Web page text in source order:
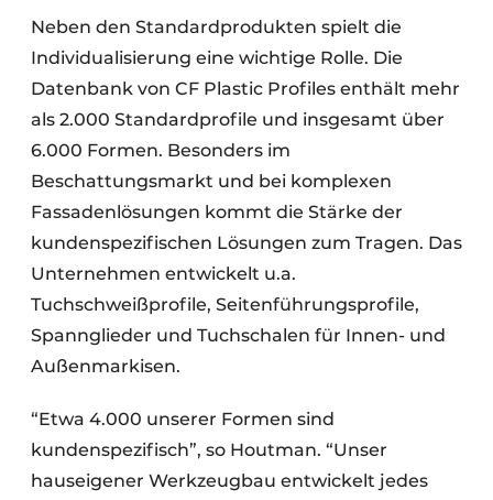
Neben den Standardprodukten spielt die
Individualisierung eine wichtige Rolle. Die
Datenbank von CF Plastic Profiles enthält mehr
als 2.000 Standardprofile und insgesamt über
6.000 Formen. Besonders im
Beschattungsmarkt und bei komplexen
Fassadenlösungen kommt die Stärke der
kundenspezifischen Lösungen zum Tragen. Das
Unternehmen entwickelt u.a.
Tuchschweißprofile, Seitenführungsprofile,
Spannglieder und Tuchschalen für Innen- und
Außenmarkisen.
“Etwa 4.000 unserer Formen sind
kundenspezifisch”, so Houtman. “Unser
hauseigener Werkzeugbau entwickelt jedes